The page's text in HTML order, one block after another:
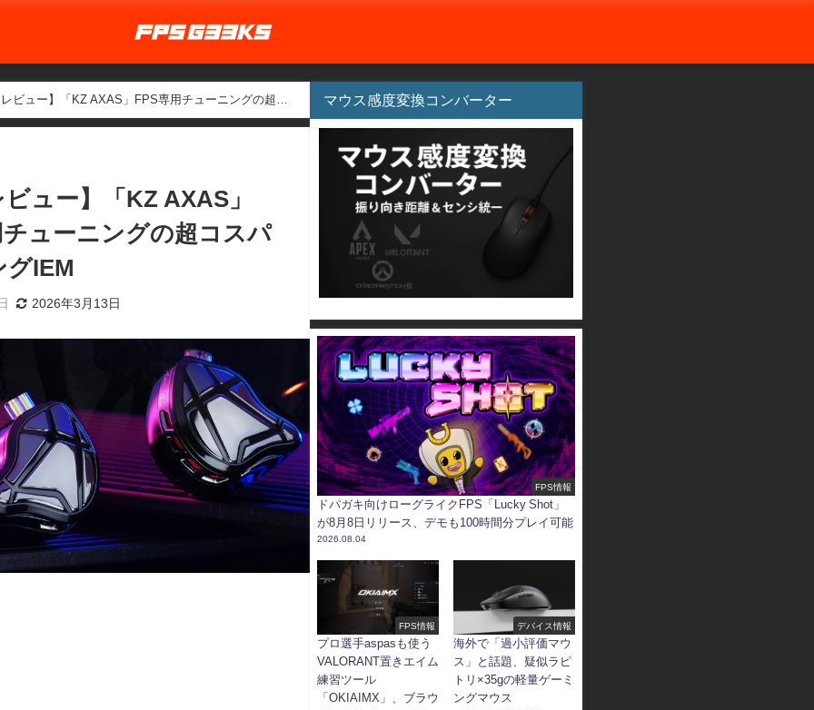
ビュー】「KZ AXAS」FPS専用チューニングの超コ
ュー】「KZ AXAS」
チューニングの超コスパ
IEM
2026年3月13日
マウス感度変換コンバーター
FPS情報
ドパガキ向けローグライクFPS「Lucky Shot」
が8月8日リリース、デモも100時間分プレイ可能
2026.08.04
FPS情報
プロ選手aspasも使う
VALORANT置きエイム
練習ツール
「OKIAIMX」、ブラウ
デバイス情報
海外で「過小評価マウ
ス」と話題、疑似ラピ
トリ×35gの軽量ゲーミ
ングマウス